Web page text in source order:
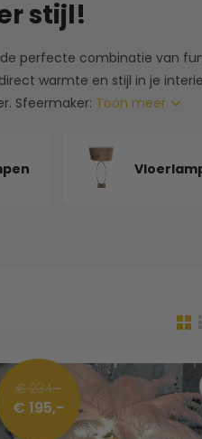
stijl!
perfecte combinatie van
warmte en stijl in je
Sfeermaker: Toon meer
€ 234,-
€ 195,-